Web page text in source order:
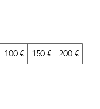
100 € 150 € 200 €